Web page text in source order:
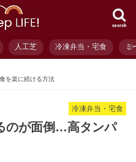
search
人工芝 冷凍弁当・宅食 ミ
を楽に続ける方法
冷凍弁当・宅食
のが面倒…高タンパ